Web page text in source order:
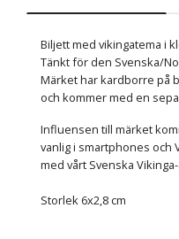
Biljett med vikingatema i
Tänkt för den Svenska/
Märket har kardborre på
och kommer med en
Influensen till märket
vanlig i smartphones och
med vårt Svenska
Storlek 6x2,8 cm